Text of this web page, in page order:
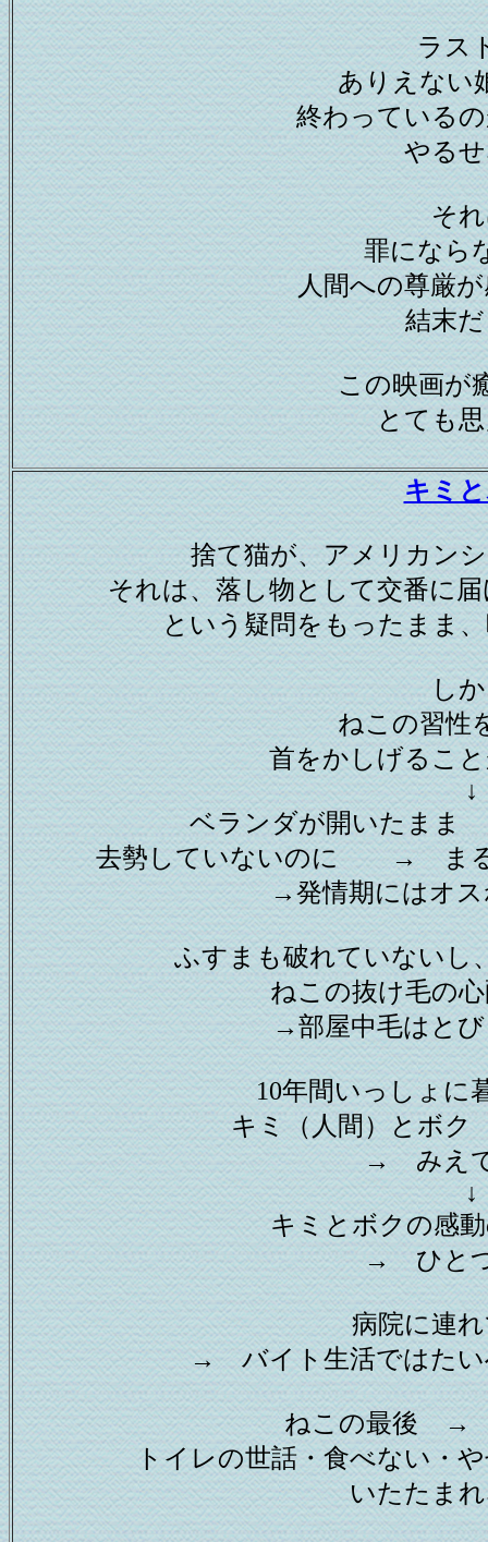
ラス
ありえない
終わっている
やる
そ
罪になら
人間への尊厳
結末
この映画が
とても
キミ
捨て猫が、アメリカン
それは、落し物として交番に
という疑問をもったまま
し
ねこの習性
首をかしげるこ
↓
ベランダが開いたま
去勢していないのに → まる
→発情期にはオ
ふすまも破れていないし
ねこの抜け毛の
→部屋中毛はと
10年間いっしょに
キミ（人間）とボ
→ みえ
↓
キミとボクの感
→ ひと
病院に連
→ バイト生活ではたい
ねこの最後 →
トイレの世話・食べない・
いたたま